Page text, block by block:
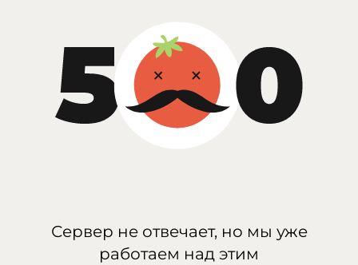
Сервер не отвечает, но мы уже
работаем над этим